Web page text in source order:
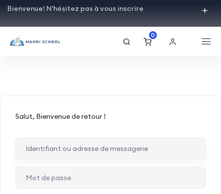
Bienvenue! N'hésitez pas à vous inscrire
0
Salut, Bienvenue de retour !